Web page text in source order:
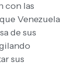
con las
Venezuela
de sus
sus